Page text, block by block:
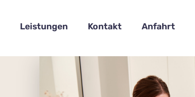
Leistungen Kontakt Anfahrt